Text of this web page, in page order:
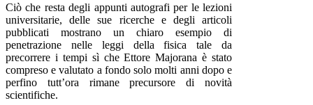
Ciò che resta degli appunti autografi per le lezioni
universitarie, delle sue ricerche e degli articoli
pubblicati mostrano un chiaro esempio di
penetrazione nelle leggi della fisica tale da
precorrere i tempi sì che Ettore Majorana è stato
compreso e valutato a fondo solo molti anni dopo e
perfino tutt’ora rimane precursore di novità
scientifiche.